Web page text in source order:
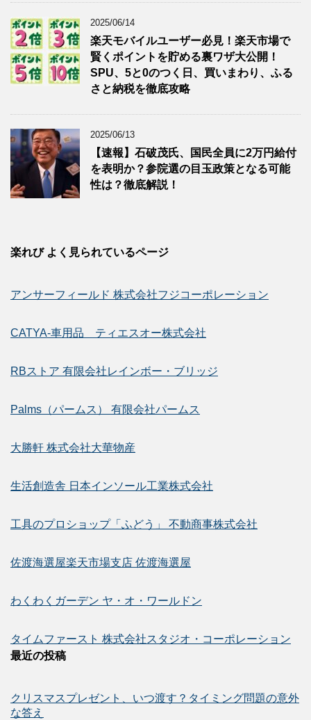
2025/06/14
楽天モバイルユーザー必見！楽天市場で
賢くポイントを貯める裏ワザ大公開！
SPU、5と0のつく日、買いまわり、ふる
さと納税を徹底攻略
2025/06/13
【速報】石破茂氏、国民全員に2万円給付
を表明か？参院選の目玉政策となる可能
性は？徹底解説！
楽れび よく見られているページ
アンサーフィールド 株式会社フジコーポレーション
CATYA-車用品 ティエスオー株式会社
RBストア 有限会社レインボー・ブリッジ
Palms（パームス） 有限会社パームス
大勝軒 株式会社大華物産
生活創造舎 日本インソール工業株式会社
工具のプロショップ「ふどう」 不動商事株式会社
佐渡海選屋楽天市場支店 佐渡海選屋
わくわくガーデン ヤ・オ・ワールドン
タイムファースト 株式会社スタジオ・コーポレーション
最近の投稿
クリスマスプレゼント、いつ渡す？タイミング問題の意外
な答え